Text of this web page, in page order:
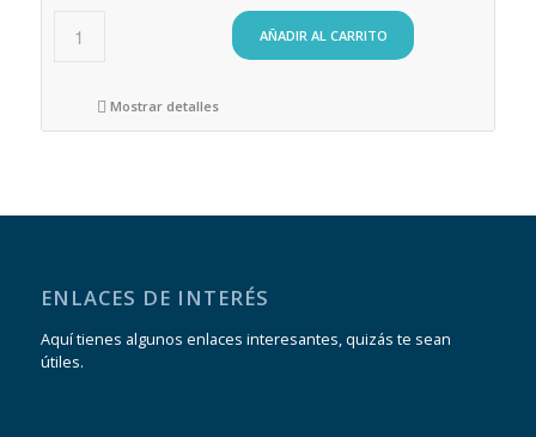
34,00€.
AÑADIR AL CARRITO
Mostrar detalles
ENLACES DE INTERÉS
Aquí tienes algunos enlaces interesantes, quizás te sean
útiles.